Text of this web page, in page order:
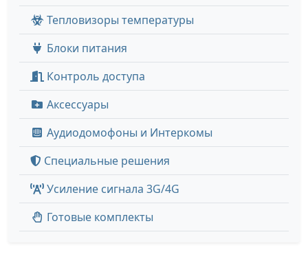
Тепловизоры температуры
Блоки питания
Контроль доступа
Аксессуары
Аудиодомофоны и Интеркомы
Специальные решения
Усиление сигнала 3G/4G
Готовые комплекты